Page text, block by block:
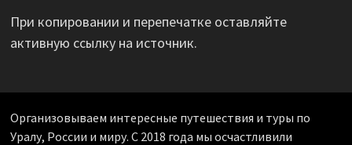
При копировании и перепечатке оставляйте
активную ссылку на источник.
Организовываем интересные путешествия и туры по
Уралу, России и миру. С 2018 года мы осчастливили